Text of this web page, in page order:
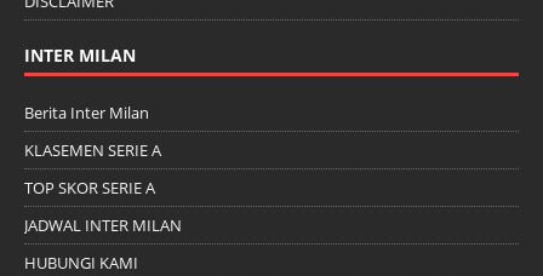
INTER MILAN
Berita Inter Milan
KLASEMEN SERIE A
TOP SKOR SERIE A
JADWAL INTER MILAN
HUBUNGI KAMI